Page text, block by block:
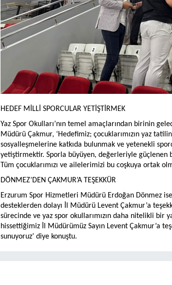
HEDEF MİLLİ SPORCULAR YETİŞTİRMEK
Yaz Spor Okulları’nın temel amaçlarından birinin
Müdürü Çakmur, ‘Hedefimiz; çocuklarımızın yaz
sosyalleşmelerine katkıda bulunmak ve yetenekli
yetiştirmektir. Sporla büyüyen, değerleriyle güçlenen
Tüm çocuklarımızı ve ailelerimizi bu coşkuya ortak
DÖNMEZ’DEN ÇAKMUR’A TEŞEKKÜR
Erzurum Spor Hizmetleri Müdürü Erdoğan Dönmez
desteklerden dolayı İl Müdürü Levent Çakmur’a
sürecinde ve yaz spor okullarımızın daha nitelikli bir
hissettiğimiz İl Müdürümüz Sayın Levent Çakmur’a
sunuyoruz’ diye konuştu.